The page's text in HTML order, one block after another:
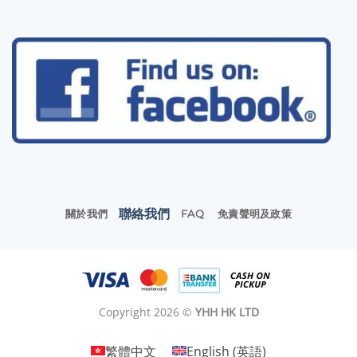
關於我們 聯絡我們 FAQ 免責聲明及政策
Copyright 2026 © YHH HK LTD
繁體中文 English (英語)